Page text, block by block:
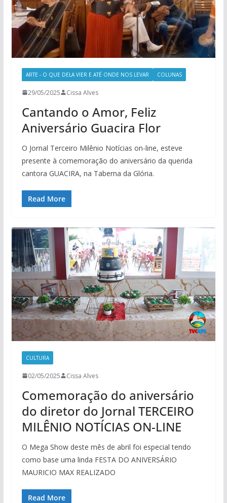
ARTE - O QUE DELA VIER E ATÉ ONDE NOS LEVAR COLUNAS
29/05/2025 Cissa Alves
Cantando o Amor, Feliz
Aniversário Guacira Flor
O Jornal Terceiro Milênio Notícias on-line, esteve
presente à comemoração do aniversário da querida
cantora GUACIRA, na Taberna da Glória.
Read More
CULTURA
02/05/2025 Cissa Alves
Comemoração do aniversário
do diretor do Jornal TERCEIRO
MILÊNIO NOTÍCIAS ON-LINE
O Mega Show deste mês de abril foi especial tendo
como base uma linda FESTA DO ANIVERSÁRIO
MAURICIO MAX REALIZADO
Read More